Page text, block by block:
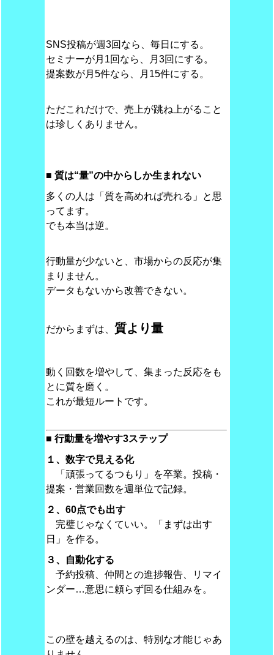
SNS投稿が週3回なら、毎日にする。
セミナーが月1回なら、月3回にする。
提案数が月5件なら、月15件にする。
ただこれだけで、売上が跳ね上がること
は珍しくありません。
■ 質は“量”の中からしか生まれない
多くの人は「質を高めれば売れる」と思
ってます。
でも本当は逆。
行動量が少ないと、市場からの反応が集
まりません。
データもないから改善できない。
だからまずは、 質より量
動く回数を増やして、集まった反応をも
とに質を磨く。
これが最短ルートです。
■ 行動量を増やす3ステップ
１、数字で見える化
「頑張ってるつもり」を卒業。投稿・
提案・営業回数を週単位で記録。
２、60点でも出す
完璧じゃなくていい。「まずは出す
日」を作る。
３、自動化する
予約投稿、仲間との進捗報告、リマイ
ンダー…意思に頼らず回る仕組みを。
この壁を越えるのは、特別な才能じゃあ